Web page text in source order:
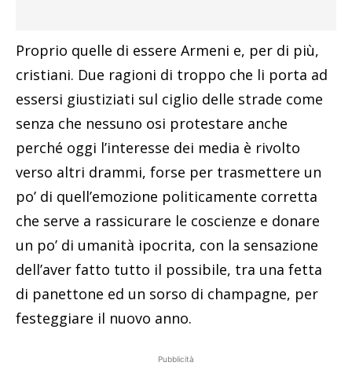
Proprio quelle di essere Armeni e, per di più,
cristiani. Due ragioni di troppo che li porta ad
essersi giustiziati sul ciglio delle strade come
senza che nessuno osi protestare anche
perché oggi l’interesse dei media è rivolto
verso altri drammi, forse per trasmettere un
po’ di quell’emozione politicamente corretta
che serve a rassicurare le coscienze e donare
un po’ di umanità ipocrita, con la sensazione
dell’aver fatto tutto il possibile, tra una fetta
di panettone ed un sorso di champagne, per
festeggiare il nuovo anno.
Pubblicità